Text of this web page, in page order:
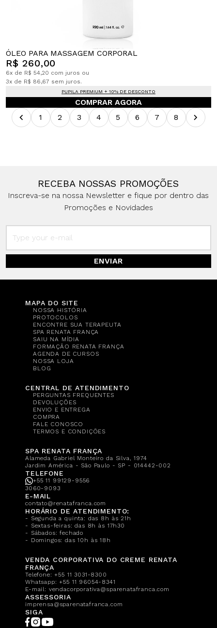
ÓLEO PARA MASSAGEM CORPORAL
R$ 260,00
6x de R$ 54,20 com juros ou
3x de R$ 86,67 sem juros.
PUPILA PREMIUM + 10% DE DESCONTO
COMPRAR AGORA
1
2 3 4 5 6 7 8
RECEBA NOSSAS PROMOÇÕES
Inscreva-se na nossa Newsletter e fique por dentro das
Promoções e Novidades
ENVIAR
MAPA DO SITE
NOSSA HISTÓRIA
PROTOCOLOS
ENCONTRE SUA TERAPEUTA
SPA RENATA FRANÇA
SAIU NA MÍDIA
FORMAÇÃO RENATA FRANÇA
AGENDA DE CURSOS
NOSSA LOJA
BLOG
CENTRAL DE ATENDIMENTO
PERGUNTAS FREQUENTES
DEVOLUÇÕES
ENVIO E ENTREGA
COMPRA
FALE CONOSCO
TERMOS E CONDIÇÕES
SPA RENATA FRANÇA
Alameda Gabriel Monteiro da Silva, 1974
Jardim América - São Paulo - SP - 014442-002
TELEFONE
+55 11 99129-9556
3060-9093
E-MAIL
contato@renatafranca.com
HORÁRIO DE ATENDIMENTO:
- Segunda a quinta: das 8h às 21h
- Sextas-feiras: das 8h às 17h30
- Sábados: fechado
- Domingos: das 10h às 18h
VENDA CORPORATIVA DO CREME RENATA
FRANÇA
Telefone:+55 11 3031-8300
Whatsapp:+55 11 96054-8341
E-mail: vendacorporativa@sparenatafranca.com
ASSESSORIA
imprensa@sparenatafranca.com
SIGA